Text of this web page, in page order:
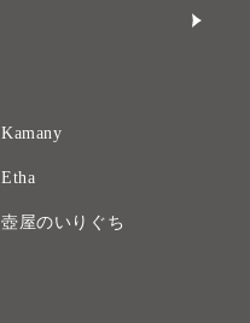
Kamany
Etha
壺屋のいりぐち